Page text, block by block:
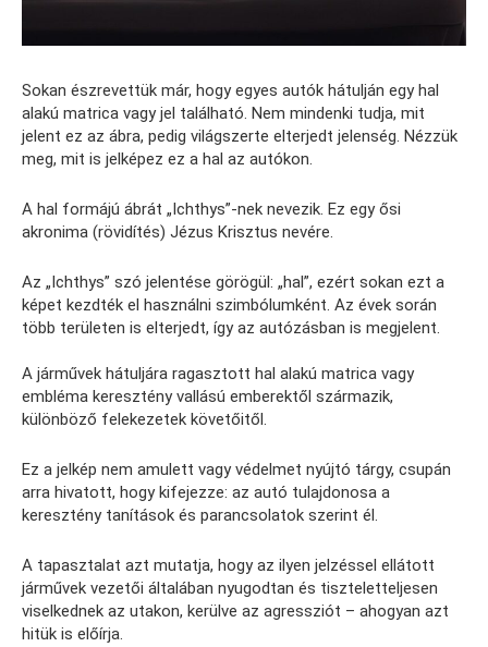
Sokan észrevettük már, hogy egyes autók hátulján egy hal
alakú matrica vagy jel található. Nem mindenki tudja, mit
jelent ez az ábra, pedig világszerte elterjedt jelenség. Nézzük
meg, mit is jelképez ez a hal az autókon.
A hal formájú ábrát „Ichthys”-nek nevezik. Ez egy ősi
akronima (rövidítés) Jézus Krisztus nevére.
Az „Ichthys” szó jelentése görögül: „hal”, ezért sokan ezt a
képet kezdték el használni szimbólumként. Az évek során
több területen is elterjedt, így az autózásban is megjelent.
A járművek hátuljára ragasztott hal alakú matrica vagy
embléma keresztény vallású emberektől származik,
különböző felekezetek követőitől.
Ez a jelkép nem amulett vagy védelmet nyújtó tárgy, csupán
arra hivatott, hogy kifejezze: az autó tulajdonosa a
keresztény tanítások és parancsolatok szerint él.
A tapasztalat azt mutatja, hogy az ilyen jelzéssel ellátott
járművek vezetői általában nyugodtan és tiszteletteljesen
viselkednek az utakon, kerülve az agressziót – ahogyan azt
hitük is előírja.